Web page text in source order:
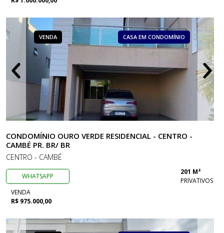
VENDA CASA EM CONDOMÍNIO
CONDOMÍNIO OURO VERDE RESIDENCIAL - CENTRO -
CAMBÉ PR. BR/ BR
CENTRO - CAMBÉ
WHATSAPP
201 M²
PRIVATIVOS
VENDA
R$ 975.000,00